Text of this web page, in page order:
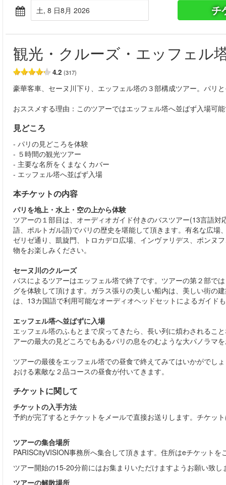
土, 8 日8月 2026
チ
観光・クルーズ・エッフェル
4.2 (317)
豪華客車、セーヌ川下り、エッフェル塔の３部構成ツアー。パリ
おススメする理由：このツアーではエッフェル塔へ並ばず入場可
見どころ
- パリの見どころを体験
- ５時間の観光ツアー
- 主要な名所をくまなくカバー
- エッフェル塔へ並ばず入場
本チケットの内容
パリを地上・水上・空の上から体験
ツアーの１部目は、オーディオガイド付きのバスツアー(13言語
語、ポルトガル語)でパリの歴史を堪能して頂きます。有名な広
ゼリゼ通り、凱旋門、トロカデロ広場、インヴァリデス、ポンヌ
物をお楽しみください。
セーヌ川のクルーズ
バスによるツアーはエッフェル塔で終了です。ツアーの第２部で
グを体験して頂けます。ガラス張りの美しい船内は、美しい街の
は、13カ国語で利用可能なオーディオヘッドセットによるガイド
エッフェル塔へ並ばずに入場
エッフェル塔のふもとまで戻ってきたら、長い列に煩わされるこ
アーの最大の見どころでもあるパリの息をのむような大パノラマ
ツアーの最後をエッフェル塔での昼食で終えてみてはいかがでし
おける素敵な２品コースの昼食が付いてきます。
チケットに関して
チケットの入手方法
予約が完了するとチケットをメールで直接お送りします。チケッ
ツアーの集合場所
PARISCityVISION事務所へ集合して頂きます。住所はeチケットを
ツアー開始の15-20分前にはお集まりいただけますようお願い致
ツアーの解散場所